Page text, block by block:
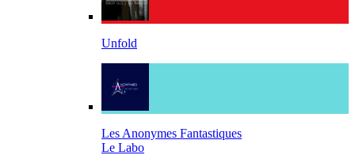
Unfold
Les Anonymes Fantastiques
Le Labo